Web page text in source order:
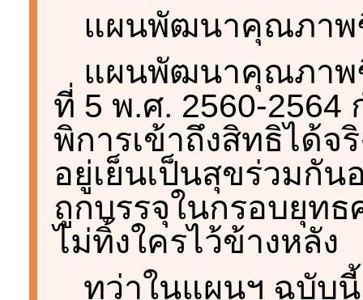
แผนพัฒนาคุณภาพ
แผนพัฒนาคุณภาพ
ที่ 5 พ.ศ. 2560-
พิการเข้าถึงสิทธิได้จ
อยู่เย็นเป็นสุขร่วมกัน
ถูกบรรจุในกรอบยุท
ไม่ทิ้งใครไว้ข้างหลัง
ทว่าในแผนฯ ฉบับนี้